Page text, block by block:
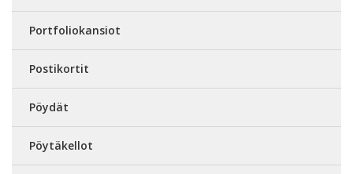
Portfoliokansiot
Postikortit
Pöydät
Pöytäkellot